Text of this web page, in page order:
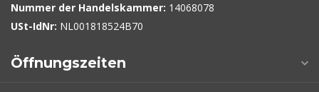
Nummer der Handelskammer: 14068078
USt-IdNr: NL001818524B70
Öffnungszeiten